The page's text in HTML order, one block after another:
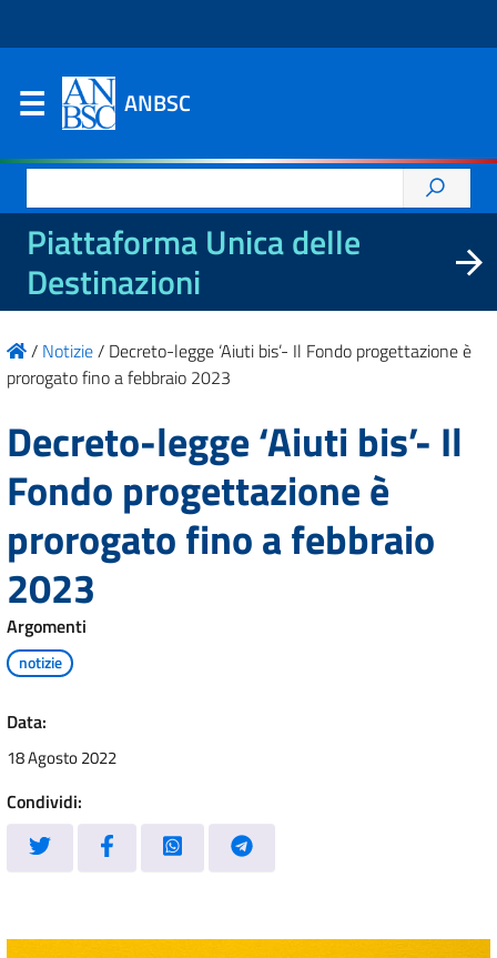
ANBSC
per:
Piattaforma Unica delle
Destinazioni
/ Notizie/ Decreto-legge ‘Aiuti bis’- Il Fondo progettazione è
prorogato fino a febbraio 2023
Decreto-legge ‘Aiuti bis’- Il
Fondo progettazione è
prorogato fino a febbraio
2023
Argomenti
notizie
Data:
18 Agosto 2022
Condividi: